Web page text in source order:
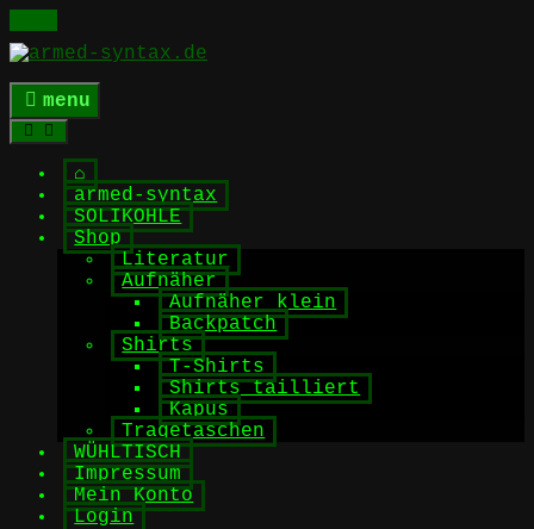
Skip
to
content
menu
⌂
armed-syntax
SOLIKOHLE
Shop
Literatur
Aufnäher
Aufnäher klein
Backpatch
Shirts
T-Shirts
Shirts tailliert
Kapus
Tragetaschen
WÜHLTISCH
Impressum
Mein Konto
Login